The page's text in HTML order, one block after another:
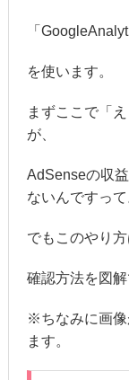
「
を使います。
まずここで「
が、
AdSenseの収
ないんですって
でもこのやり
確認方法を図
※ちなみに画像
ます。